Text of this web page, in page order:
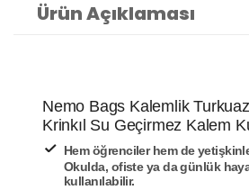
Ürün Açıklaması
Nemo Bags Kalemlik
Krinkıl Su Geçirmez Kalem
Hem öğrenciler hem de
Okulda, ofiste ya da günlük
kullanılabilir.